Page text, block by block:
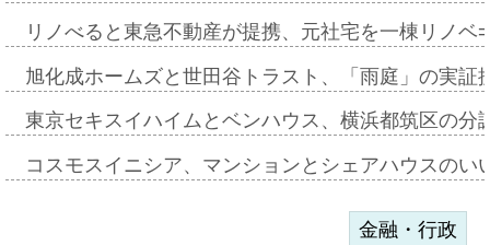
リノべると東急不動産が提携、元社宅を一棟リノ
旭化成ホームズと世田谷トラスト、「雨庭」の実
東京セキスイハイムとベンハウス、横浜都筑区の
コスモスイニシア、マンションとシェアハウスの
金融・行政